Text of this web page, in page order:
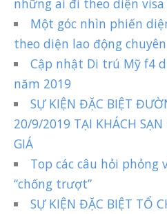
Một góc nhìn phiến
theo diện lao động
Cập nhật Di trú Mỹ f4
năm 2019
SỰ KIỆN ĐẶC BIỆT
20/9/2019 TẠI KHÁCH SẠN
GIÁ
Top các câu hỏi phỏng
“chống trượt”
SỰ KIỆN ĐẶC BIỆT TỔ